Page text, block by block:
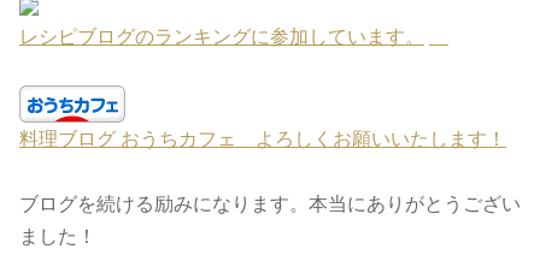
レシピブログのランキングに参加しています。
料理ブログ おうちカフェ よろしくお願いいたします！
ブログを続ける励みになります。本当にありがとうござい
ました！